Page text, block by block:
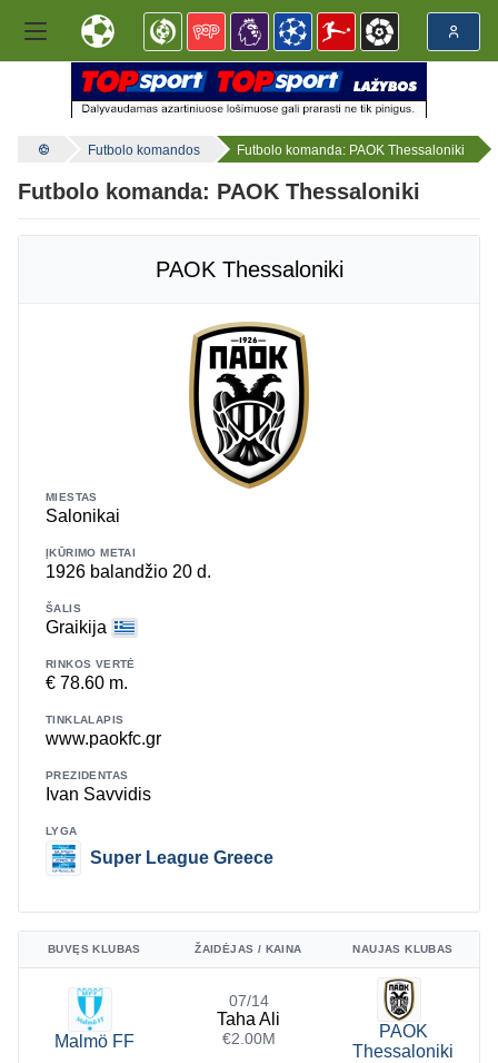
Futbolo komandos Futbolo komanda: PAOK Thessaloniki
Futbolo komanda: PAOK Thessaloniki
PAOK Thessaloniki
MIESTAS
Salonikai
ĮKŪRIMO METAI
1926 balandžio 20 d.
ŠALIS
Graikija
RINKOS VERTĖ
€ 78.60 m.
TINKLALAPIS
www.paokfc.gr
PREZIDENTAS
Ivan Savvidis
LYGA
Super League Greece
BUVĘS KLUBAS ŽAIDĖJAS / KAINA NAUJAS KLUBAS
Malmö FF
07/14
Taha Ali
€2.00M
PAOK
Thessaloniki